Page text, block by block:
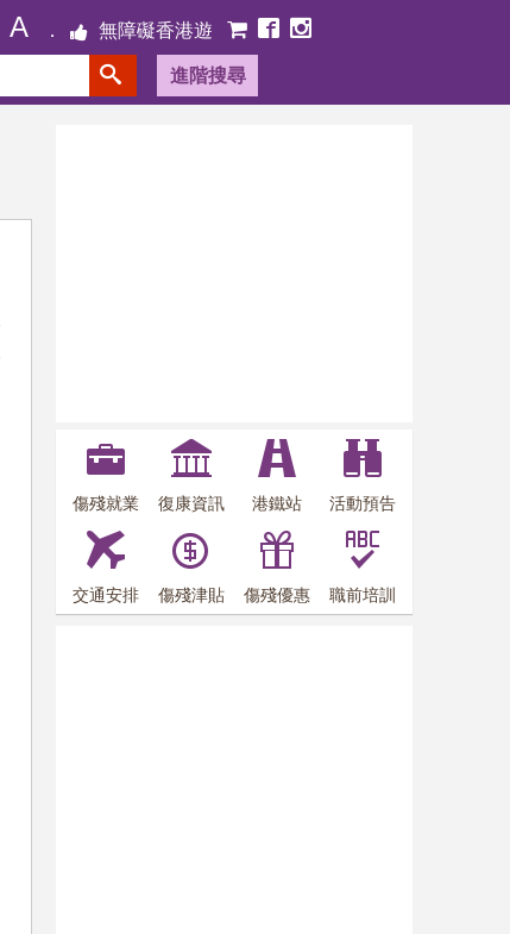
A 無障礙香港遊
進階搜尋
傷殘就業 復康資訊 港鐵站 活動預告
交通安排 傷殘津貼 傷殘優惠 職前培訓